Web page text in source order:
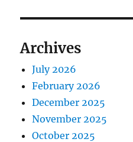
Archives
July 2026
February 2026
December 2025
November 2025
October 2025